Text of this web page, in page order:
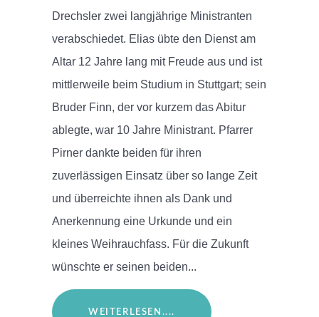
Drechsler zwei langjährige Ministranten
verabschiedet. Elias übte den Dienst am
Altar 12 Jahre lang mit Freude aus und ist
mittlerweile beim Studium in Stuttgart; sein
Bruder Finn, der vor kurzem das Abitur
ablegte, war 10 Jahre Ministrant. Pfarrer
Pirner dankte beiden für ihren
zuverlässigen Einsatz über so lange Zeit
und überreichte ihnen als Dank und
Anerkennung eine Urkunde und ein
kleines Weihrauchfass. Für die Zukunft
wünschte er seinen beiden...
WEITERLESEN....